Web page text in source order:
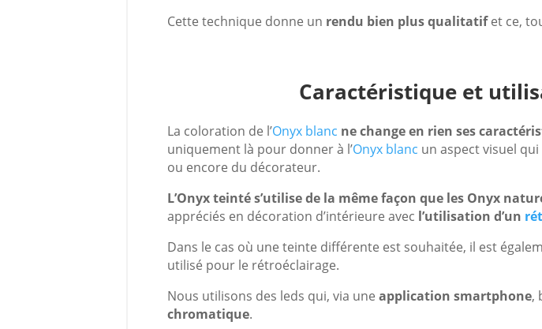
Cette technique donne un rendu bien plus qualitatifet ce,
Caractéristique et
La coloration de l’Onyx blanc ne change en rien ses
uniquement là pour donner à l’Onyx blanc un aspect visuel
ou encore du décorateur.
L’Onyx teinté s’utilise de la même façon que les Onyx
appréciés en décoration d’intérieure avec l’utilisation d’un
Dans le cas où une teinte différente est souhaitée, il est
utilisé pour le rétroéclairage.
Nous utilisons des leds qui, via une application smartphone,
chromatique.